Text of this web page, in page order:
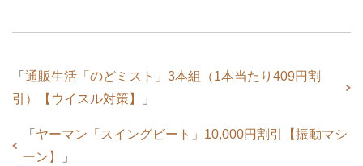
「 通販生活「のどミスト」3本組（1本当たり409円割
引）【ウイスル対策】
」
「 ヤーマン「スイングビート」10,000円割引【振動マシ
ーン】
」